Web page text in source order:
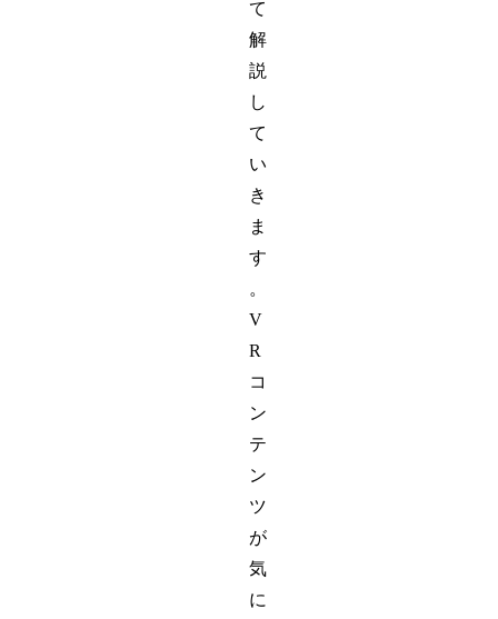
て
解
説
し
て
い
き
ま
す
。
V
R
コ
ン
テ
ン
ツ
が
気
に